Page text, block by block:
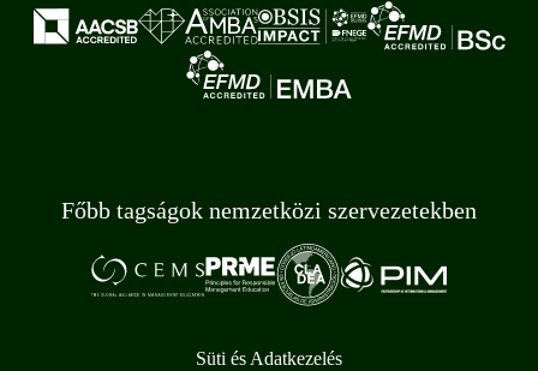
Főbb tagságok nemzetközi szervezetekben
Süti és Adatkezelés